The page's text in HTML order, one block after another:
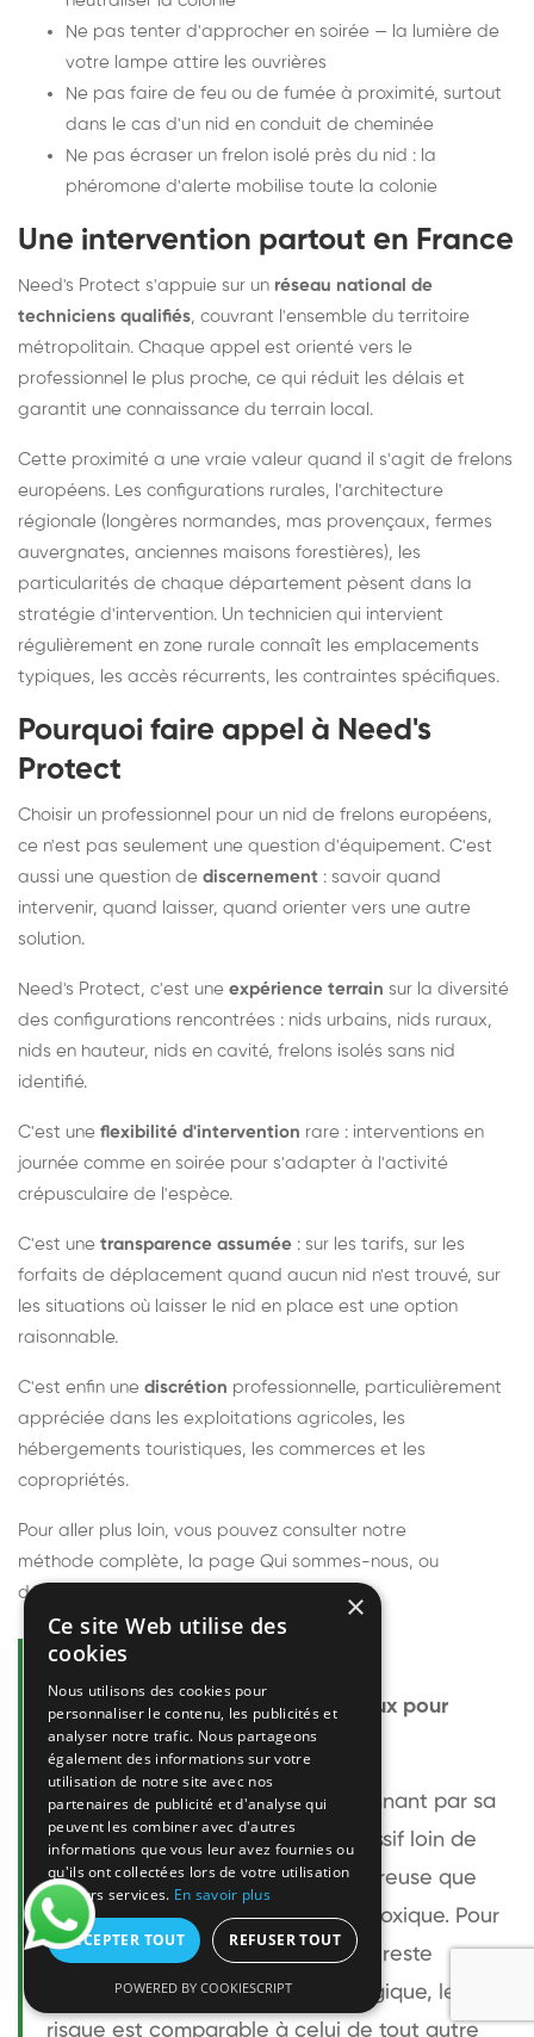
Ne pas tenter d'approcher en soirée — la lumière de
votre lampe attire les ouvrières
Ne pas faire de feu ou de fumée à proximité, surtout
dans le cas d'un nid en conduit de cheminée
Ne pas écraser un frelon isolé près du nid : la
phéromone d'alerte mobilise toute la colonie
Une intervention partout en France
Need's Protect s'appuie sur un réseau national de
techniciens qualifiés, couvrant l'ensemble du territoire
métropolitain. Chaque appel est orienté vers le
professionnel le plus proche, ce qui réduit les délais et
garantit une connaissance du terrain local.
Cette proximité a une vraie valeur quand il s'agit de frelons
européens. Les configurations rurales, l'architecture
régionale (longères normandes, mas provençaux, fermes
auvergnates, anciennes maisons forestières), les
particularités de chaque département pèsent dans la
stratégie d'intervention. Un technicien qui intervient
régulièrement en zone rurale connaît les emplacements
typiques, les accès récurrents, les contraintes spécifiques.
Pourquoi faire appel à Need's
Protect
Choisir un professionnel pour un nid de frelons européens,
ce n'est pas seulement une question d'équipement. C'est
aussi une question de discernement : savoir quand
intervenir, quand laisser, quand orienter vers une autre
solution.
Need's Protect, c'est une expérience terrain sur la diversité
des configurations rencontrées : nids urbains, nids ruraux,
nids en hauteur, nids en cavité, frelons isolés sans nid
identifié.
C'est une flexibilité d'intervention rare : interventions en
journée comme en soirée pour s'adapter à l'activité
crépusculaire de l'espèce.
C'est une transparence assumée : sur les tarifs, sur les
forfaits de déplacement quand aucun nid n'est trouvé, sur
les situations où laisser le nid en place est une option
raisonnable.
C'est enfin une discrétion professionnelle, particulièrement
appréciée dans les exploitations agricoles, les
hébergements touristiques, les commerces et les
copropriétés.
Pour aller plus loin, vous pouvez consulter notre
méthode complète, la page Qui sommes-nous, ou
découvrir
Questions fréquentes
Le frelon européen est-il dangereux pour
l'homme ?
Le frelon européen est impressionnant par sa
taille mais relativement peu agressif loin de
son nid. Sa piqûre est plus douloureuse que
celle d'une guêpe sans être plus toxique. Pour
une personne non allergique, elle reste
bénigne. Pour une personne allergique, le
risque est comparable à celui de tout autre
×
Ce site Web utilise des
cookies
Nous utilisons des cookies pour
personnaliser le contenu, les publicités et
analyser notre trafic. Nous partageons
également des informations sur votre
utilisation de notre site avec nos
partenaires de publicité et d'analyse qui
peuvent les combiner avec d'autres
informations que vous leur avez fournies ou
qu'ils ont collectées lors de votre utilisation
de leurs services. En savoir plus
ACCEPTER TOUT REFUSER TOUT
POWERED BY COOKIESCRIPT